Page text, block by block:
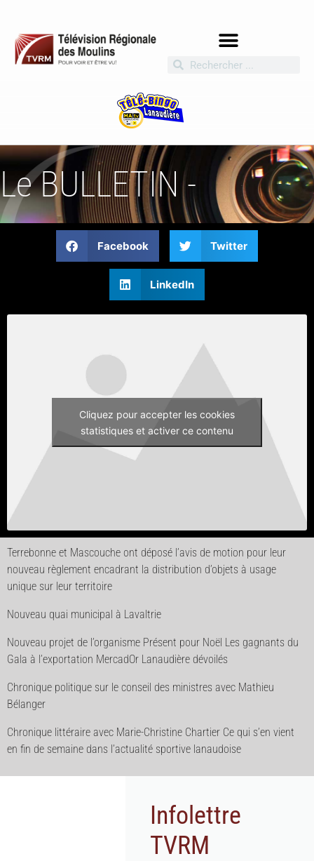
Le BULLETIN -
Facebook Twitter
LinkedIn
Cliquez pour accepter les cookies
statistiques et activer ce contenu
Terrebonne et Mascouche ont déposé l’avis de motion pour leur
nouveau règlement encadrant la distribution d’objets à usage
unique sur leur territoire
Nouveau quai municipal à Lavaltrie
Nouveau projet de l’organisme Présent pour Noël Les gagnants du
Gala à l’exportation MercadOr Lanaudière dévoilés
Chronique politique sur le conseil des ministres avec Mathieu
Bélanger
Chronique littéraire avec Marie-Christine Chartier Ce qui s’en vient
en fin de semaine dans l’actualité sportive lanaudoise
Infolettre
TVRM